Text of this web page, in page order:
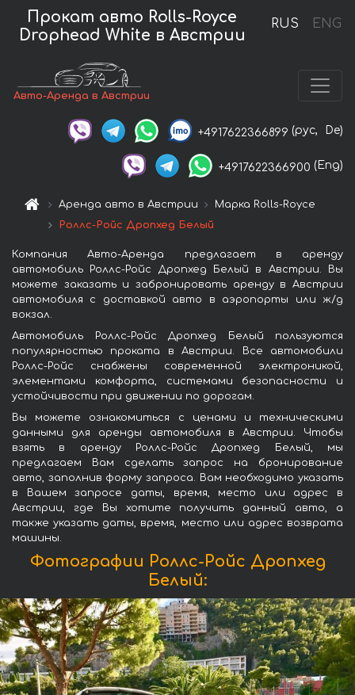
RUS ENG
Прокат авто Rolls-Royce
Drophead White в Австрии
Авто-Аренда в Австрии
+4917622366899 (рус, De)
+4917622366900 (Eng)
Аренда авто в Австрии
Марка Rolls-Royce
Роллс-Ройс Дропхед Белый
Компания Авто-Аренда предлагает в аренду
автомобиль Роллс-Ройс Дропхед Белый в Австрии. Вы
можете заказать и забронировать аренду в Австрии
автомобиля с доставкой авто в аэропорты или ж/д
вокзал.
Автомобиль Роллс-Ройс Дропхед Белый пользуются
популярностью проката в Австрии. Все автомобили
Роллс-Ройс снабжены современной электроникой,
элементами комфорта, системами безопасности и
устойчивости при движении по дорогам.
Вы можете ознакомиться с ценами и техническими
данными для аренды автомобиля в Австрии. Чтобы
взять в аренду Роллс-Ройс Дропхед Белый, мы
предлагаем Вам сделать запрос на бронирование
авто, заполнив форму запроса. Вам необходимо указать
в Вашем запросе даты, время, место или адрес в
Австрии, где Вы хотите получить данный авто, а
также указать даты, время, место или адрес возврата
машины.
Фотографии Роллс-Ройс Дропхед
Белый: